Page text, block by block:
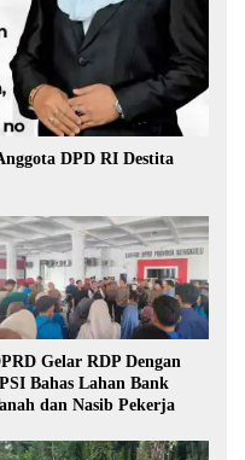
DPD RI Destita
Gelar RDP Dengan
Bahas Lahan Bank
dan Nasib Pekerja